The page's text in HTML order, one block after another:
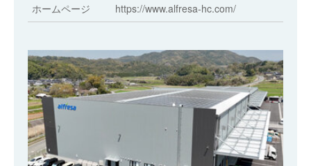
ホームページ
https://www.alfresa-hc.com/